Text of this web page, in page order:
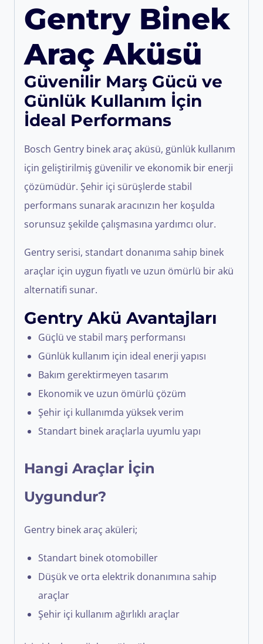
Gentry Binek
Araç Aküsü
Güvenilir Marş Gücü ve
Günlük Kullanım İçin
İdeal Performans
Bosch Gentry binek araç aküsü, günlük kullanım
için geliştirilmiş güvenilir ve ekonomik bir enerji
çözümüdür. Şehir içi sürüşlerde stabil
performans sunarak aracınızın her koşulda
sorunsuz şekilde çalışmasına yardımcı olur.
Gentry serisi, standart donanıma sahip binek
araçlar için uygun fiyatlı ve uzun ömürlü bir akü
alternatifi sunar.
Gentry Akü Avantajları
Güçlü ve stabil marş performansı
Günlük kullanım için ideal enerji yapısı
Bakım gerektirmeyen tasarım
Ekonomik ve uzun ömürlü çözüm
Şehir içi kullanımda yüksek verim
Standart binek araçlarla uyumlu yapı
Hangi Araçlar İçin
Uygundur?
Gentry binek araç aküleri;
Standart binek otomobiller
Düşük ve orta elektrik donanımına sahip
araçlar
Şehir içi kullanım ağırlıklı araçlar